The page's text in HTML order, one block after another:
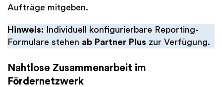
Aufträge mitgeben.
Hinweis: Individuell konfigurierbare Reporting-
Formulare stehen ab Partner Plus zur Verfügung.
Nahtlose Zusammenarbeit im
Fördernetzwerk